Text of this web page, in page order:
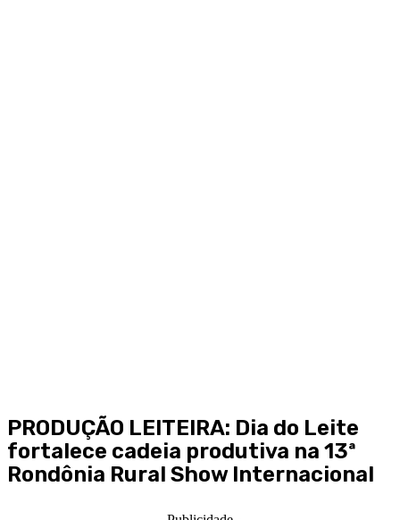
PRODUÇÃO LEITEIRA: Dia do Leite
fortalece cadeia produtiva na 13ª
Rondônia Rural Show Internacional